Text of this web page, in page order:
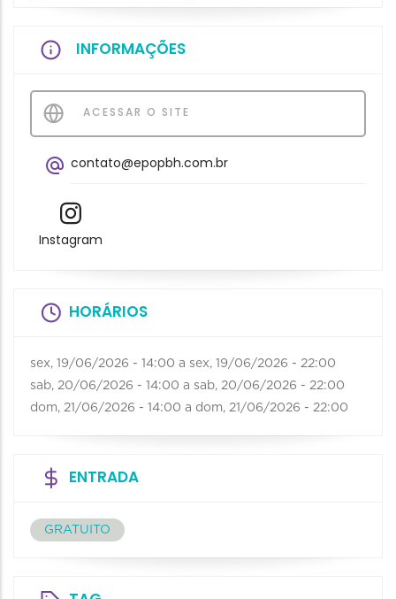
INFORMAÇÕES
ACESSAR O SITE
contato@epopbh.com.br
Instagram
HORÁRIOS
sex, 19/06/2026 - 14:00 a sex, 19/06/2026 - 22:00
sab, 20/06/2026 - 14:00 a sab, 20/06/2026 - 22:00
dom, 21/06/2026 - 14:00 a dom, 21/06/2026 - 22:00
ENTRADA
GRATUITO